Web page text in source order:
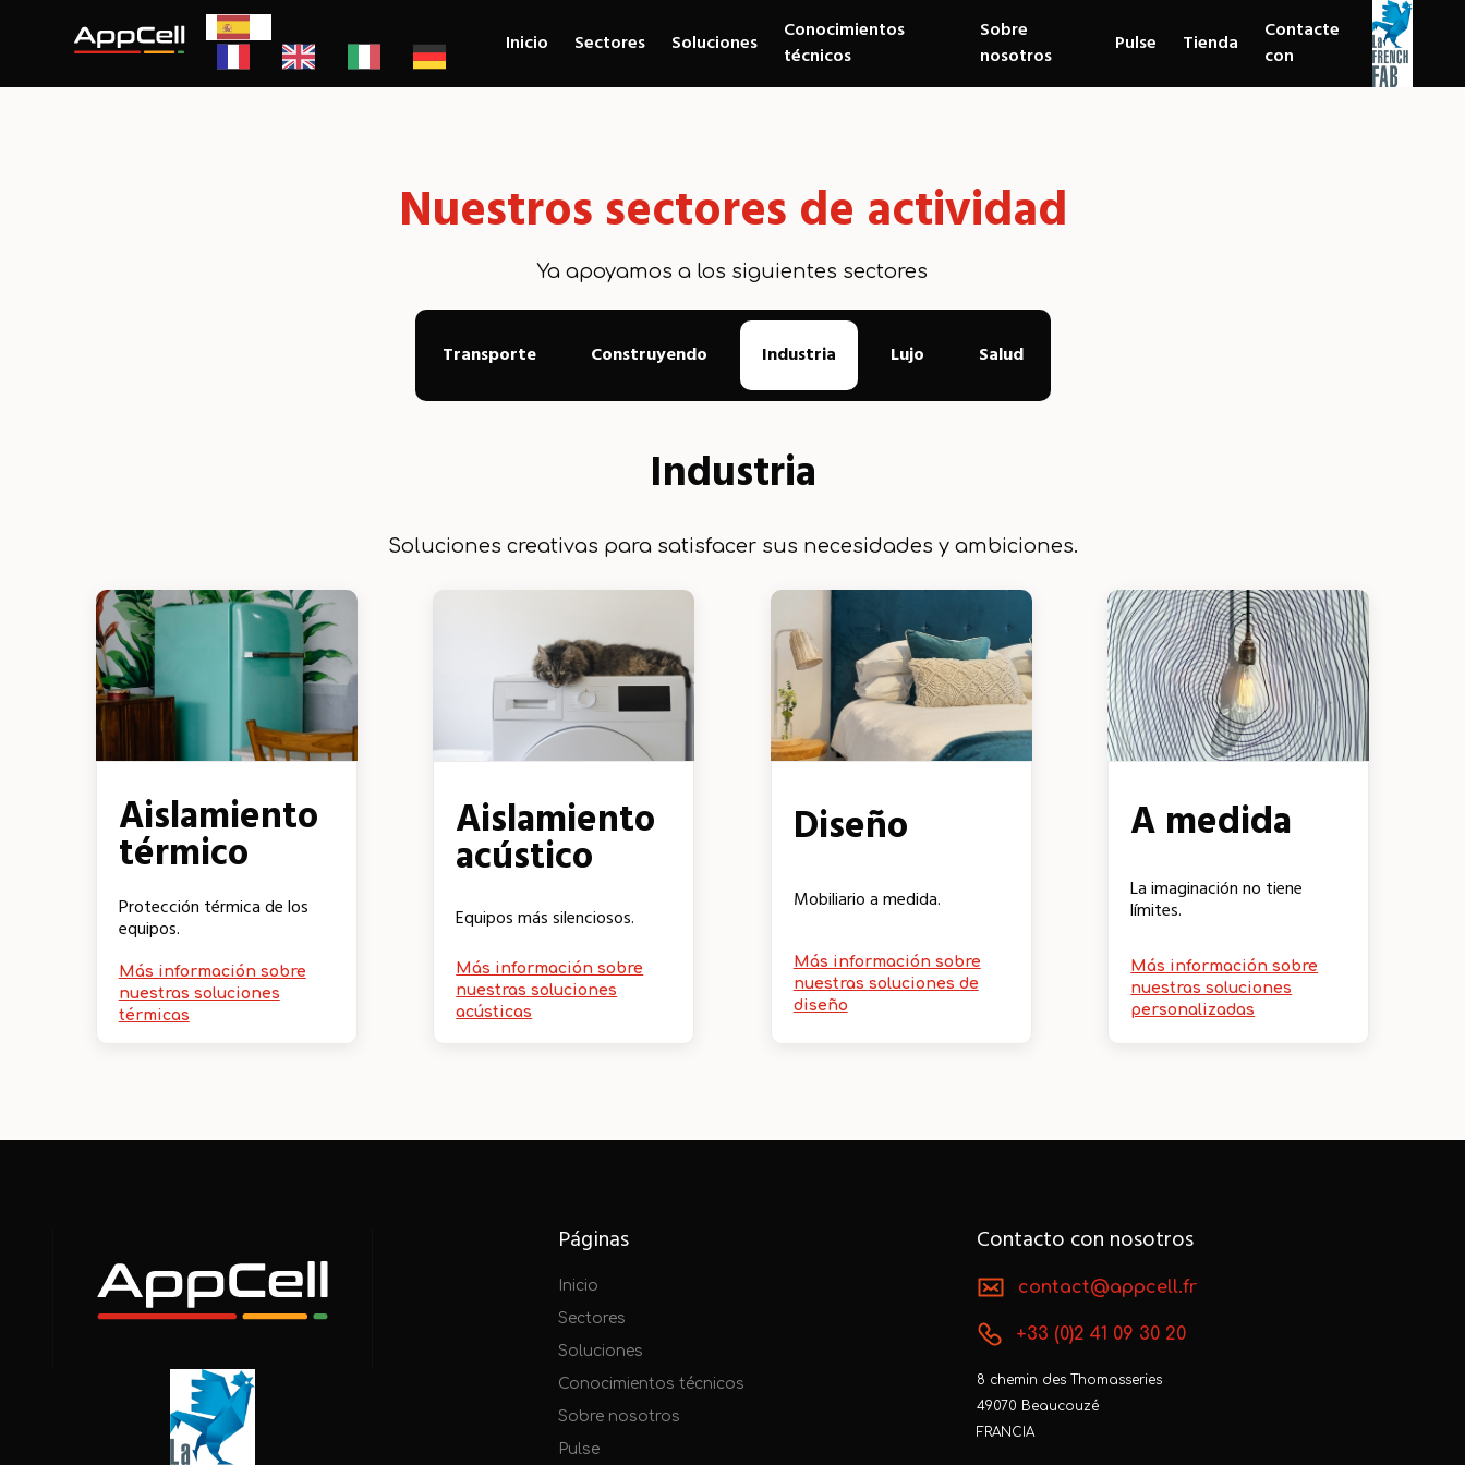
Inicio Sectores Soluciones
Conocimientos
técnicos
Sobre
nosotros
Pulse Tienda
Contacte
con
Nuestros sectores de actividad
Ya apoyamos a los siguientes sectores
Transporte Construyendo Industria Lujo Salud
Industria
Soluciones creativas para satisfacer sus necesidades y ambiciones.
Aislamiento
térmico
Protección térmica de los
equipos.
Más información sobre
nuestras soluciones
térmicas
Aislamiento
acústico
Equipos más silenciosos.
Más información sobre
nuestras soluciones
acústicas
Diseño
Mobiliario a medida.
Más información sobre
nuestras soluciones de
diseño
A medida
La imaginación no tiene
límites.
Más información sobre
nuestras soluciones
personalizadas
Páginas
Inicio
Sectores
Soluciones
Conocimientos técnicos
Sobre nosotros
Pulse
Contacto con nosotros
contact@appcell.fr
+33 (0)2 41 09 30 20
8 chemin des Thomasseries
49070 Beaucouzé
FRANCIA